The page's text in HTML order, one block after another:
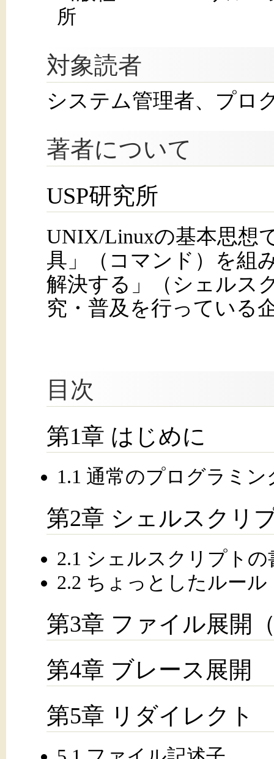
所
対象読者
システム管理者、プロ
著者について
USP研究所
UNIX/Linuxの基本思想
具」（コマンド）を組
解決する」（シェルス
究・普及を行っている
目次
第1章 はじめに
1.1 通常のプログラミ
第2章 シェルスクリ
2.1 シェルスクリプト
2.2 ちょっとしたルール
第3章 ファイル展開
第4章 ブレース展開
第5章 リダイレクト